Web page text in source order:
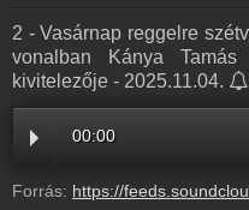
2 - Vasárnap reggelre
vonalban Kánya
kivitelezője - 2025.11.04.
00:00
Forrás: https://feeds.soundcloud.com/stream/2206096335-radio1hungary-2-vasarnap-reggelre-szetvertek-a-budakalaszi-